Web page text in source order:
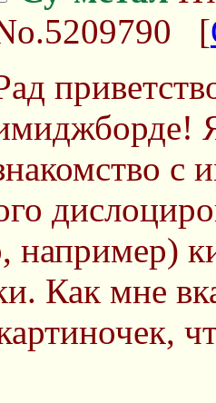
[
с
например)
Как мне